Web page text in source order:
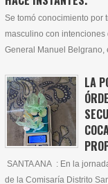
Se tomó conocimiento por
masculino con intenciones
General Manuel Belgrano,
LA
SANTA ANA : En la
de la Comisaría Distrito